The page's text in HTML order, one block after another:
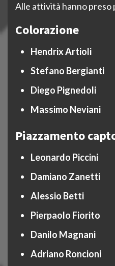
Alle attività hanno preso
Colorazione
Hendrix Artioli
Stefano Bergianti
Diego Pignedoli
Massimo Neviani
Piazzamento
Leonardo Piccini
Damiano Zanetti
Alessio Betti
Pierpaolo Fiorito
Danilo Magnani
Adriano Roncioni